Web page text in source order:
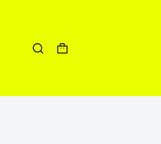
Winkelwagen